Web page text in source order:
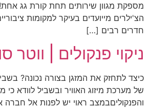
מספקת מגוון שירותים תחת קורת גג
הצ'ילרים מייועדים בעיקר למקומות
חדרים רבים […]
ניקוי פנקולים | ווטר
כיצד לתחזק את המזגן בצורה נכונה?
של מערכת מיזוג האוויר ובשביל לוודא כי
והפנקוליםבמצב ראוי יש לפנות אל חברה